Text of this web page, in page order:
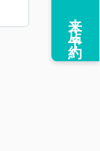
来店予約